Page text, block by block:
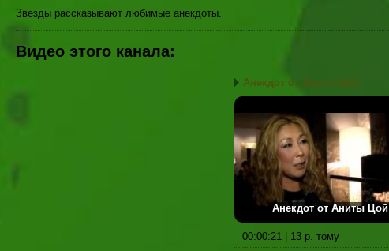
Звезды рассказывают любимые анекдоты.
Видео этого канала:
Анекдот от Аниты Цой
Анекдот от Аниты Цой
00:00:21 | 13 р. тому